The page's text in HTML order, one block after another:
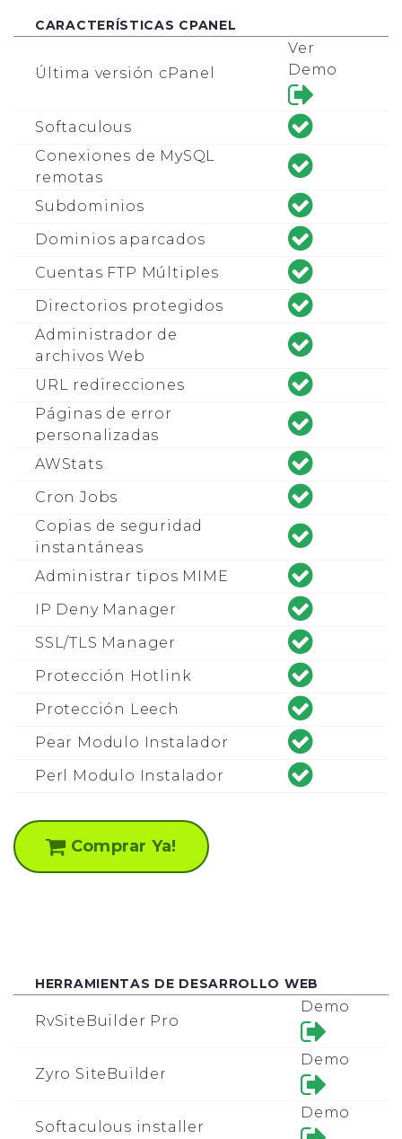
CARACTERÍSTICAS CPANEL
Última versión cPanel
Ver
Demo
Softaculous
Conexiones de MySQL
remotas
Subdominios
Dominios aparcados
Cuentas FTP Múltiples
Directorios protegidos
Administrador de
archivos Web
URL redirecciones
Páginas de error
personalizadas
AWStats
Cron Jobs
Copias de seguridad
instantáneas
Administrar tipos MIME
IP Deny Manager
SSL/TLS Manager
Protección Hotlink
Protección Leech
Pear Modulo Instalador
Perl Modulo Instalador
Comprar Ya!
HERRAMIENTAS DE DESARROLLO WEB
RvSiteBuilder Pro
Demo
Zyro SiteBuilder
Demo
Softaculous installer
Demo